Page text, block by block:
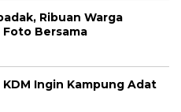
Ribuan Warga
Bersama
Ingin Kampung Adat